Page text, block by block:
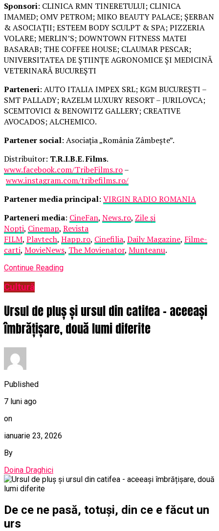
Sponsori: CLINICA RMN TINERETULUI; CLINICA
IMAMED; OMV PETROM; MIKO BEAUTY PALACE; ȘERBAN
& ASOCIAȚII; ESTEEM BODY SCULPT & SPA; PIZZERIA
VOLARE; MERLIN’S; DOWNTOWN FITNESS MATEI
BASARAB; THE COFFEE HOUSE; CLAUMAR PESCAR;
UNIVERSITATEA DE ȘTIINȚE AGRONOMICE ȘI MEDICINĂ
VETERINARĂ BUCUREȘTI
Parteneri: AUTO ITALIA IMPEX SRL; KGM BUCUREȘTI –
SMT PALLADY; RAZELM LUXURY RESORT – JURILOVCA;
SCEMTOVICI & BENOWITZ GALLERY; CREATIVE
AVOCADOS; ALCHEMICO.
Partener social: Asociația „România Zâmbește”.
Distribuitor: T.R.I.B.E. Films.
www.facebook.com/TribeFilms.ro–
www.instagram.com/tribefilms.ro/
Partener media principal: VIRGIN RADIO ROMANIA
Parteneri media: CineFan, News.ro, Zile și
Nopți, Cinemap, Revista
FILM, Playtech, Happ.ro, Cinefilia, Daily Magazine, Filme-
carti, MovieNews, The Movienator, Munteanu.
Continue Reading
Cultură
Ursul de pluș și ursul din catifea – aceeași
îmbrățișare, două lumi diferite
Published
7 luni ago
on
ianuarie 23, 2026
By
Doina Draghici
De ce ne pasă, totuși, din ce e făcut un
urs